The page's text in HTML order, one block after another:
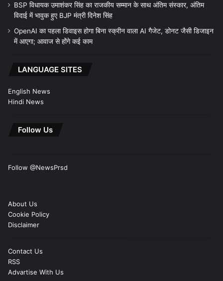
BSP विधायक उमाशंकर सिंह का राजकीय सम्मान के साथ अंतिम संस्कार, अंतिम
विदाई में भावुक हुए BJP मंत्री दिनेश सिंह
OpenAI का पहला डिवाइस होगा बिना स्क्रीन वाला AI गैजेट, डोनट जैसी डिजाइन
में आएगा; आवाज से होंगे कई काम
LANGUAGE SITES
English News
Hindi News
Follow Us
Follow @NewsPrsd
About Us
Cookie Policy
Disclaimer
Contact Us
RSS
Advartise With Us